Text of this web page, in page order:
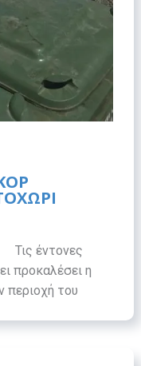
έντονες
προκαλέσει η
περιοχή του